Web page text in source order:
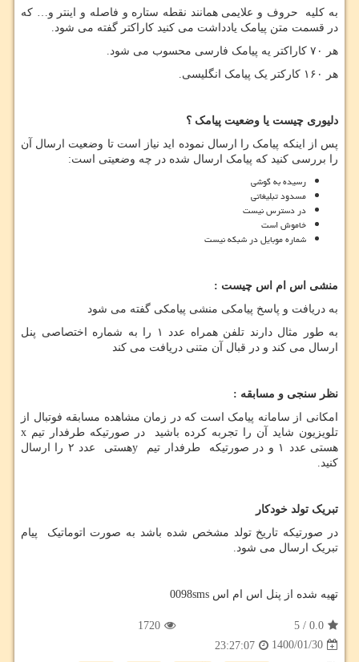
به کلیه حروف و علایمی همانند نقطه ستاره و فاصله و اینتر و… که
در قسمت متن پیامک یادداشت می کنید کاراکتر گفته می شود.
هر ۷۰ کاراکتر یه پیامک فارسی محسوب می شود.
هر ۱۶۰ کارکتر یک پیامک انگلیسی.
دلیوری چیست یا وضعیت پیامک ؟
پس از اینکه پیامک را ارسال نموده اید نیاز است تا وضعیت ارسال آن
را بررسی کنید که پیامک ارسال شده در چه وضعیتی است:
رسیده به گوشی
مسدود تبلیغاتی
در دسترس نیست
خاموش است
شماره موبایل در شبکه نیست
منشی اس ام اس چیست :
به دریافت و پاسخ پیامکی منشی پیامکی گفته می شود
به طور مثال دارند تلفن همراه عدد ۱ را به شماره اختصاصی پنل
ارسال می کند و در قبال آن متنی دریافت می کند
نظر سنجی و مسابقه :
امکانی از سامانه پیامک است که در زمان مشاهده مسابقه فوتبال از
تلویزیون شاید آن را تجربه کرده باشید در صورتیکه طرفدار تیم x
هستی عدد ۱ و در صورتیکه طرفدار تیم
y
هستی عدد ۲ را ارسال
کنید.
تبریک تولد خودکار
در صورتیکه تاریخ تولد مشخص شده باشد به صورت اتوماتیک پیام
تبریک ارسال می شود.
تهیه شده از پنل اس ام اس 0098sms
0.0
/
5
1720
1400/01/30
23:27:07